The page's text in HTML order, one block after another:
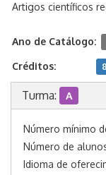
Artigos científicos
Ano de Catálogo:
Créditos: 8
Turma: A
Número mínimo
Número de
Idioma de